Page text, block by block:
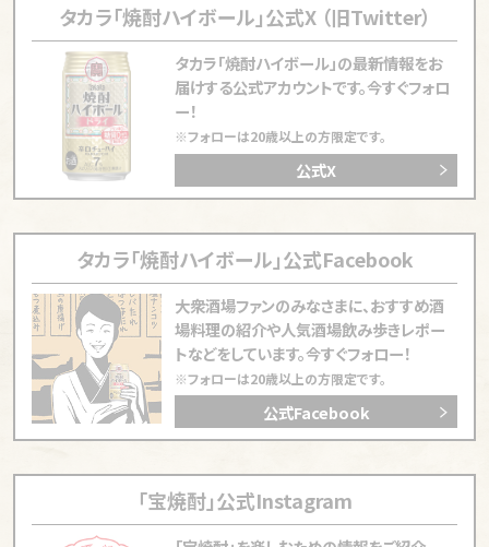
【神奈川「豊嶋屋酒店」】乾き物のつまみを合いの手に
80年続く横浜鶴見の正統派角打ち
【神田「加島屋酒店」】池波正太郎が愛した東京・神田
を静かに味わう隠れ家的角打ち
【神奈川「新川屋酒店」】昭和の渋さを塗り込んだ川崎
の角打ちで料理研究家が腕振るう
【名古屋「みのや北村酒店」】自家製ベーコンが常連を
魅きつけるナゴヤドームそばの角打ち
【鮫洲「飯田屋酒店」】酔族たちが「おとなの水族館」と
呼び慕う東京・鮫洲の角打ち
【京都「大元」】
伏見稲荷お膝元でママの情熱料理とお
神酒で乾杯できる角打ち
【福岡「吉武商店」】昭和元年築の趣ある家屋で常連と
座り飲みできる博多の角打ち
できる福岡・公園前の角打ち
【横浜「愛知屋小林商店」】「この店のない人生は考えら
タカラ「焼酎ハイボール」公式X （旧Twitter）
タカラ「焼酎ハイボール」の最新情報をお
届けする公式アカウントです。今すぐフォロ
ー！
※フォローは20歳以上の方限定です。
公式X
タカラ「焼酎ハイボール」公式Facebook
大衆酒場ファンのみなさまに、おすすめ酒
場料理の紹介や人気酒場飲み歩きレポー
トなどをしています。今すぐフォロー！
※フォローは20歳以上の方限定です。
公式Facebook
「宝焼酎」公式Instagram